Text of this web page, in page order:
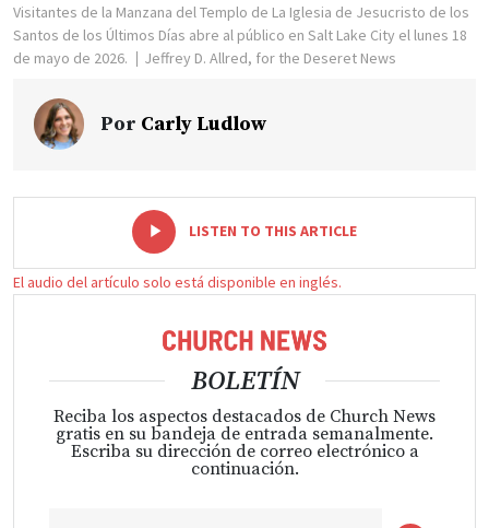
Visitantes de la Manzana del Templo de La Iglesia de Jesucristo de los
Santos de los Últimos Días abre al público en Salt Lake City el lunes 18
de mayo de 2026.
Jeffrey D. Allred, for the Deseret News
Por Carly Ludlow
LISTEN TO THIS ARTICLE
El audio del artículo solo está disponible en inglés.
BOLETÍN
Reciba los aspectos destacados de Church News
gratis en su bandeja de entrada semanalmente.
Escriba su dirección de correo electrónico a
continuación.